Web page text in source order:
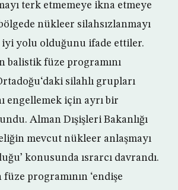
terk etmemeye ikna etmeye
nükleer silahsızlanmayı
iyi yolu olduğunu ifade ettiler.
balistik füze programını
silahlı grupları
engellemek için ayrı bir
Alman Dışişleri Bakanlığı
mevcut nükleer anlaşmayı
konusunda ısrarcı davrandı.
füze programının ‘endişe